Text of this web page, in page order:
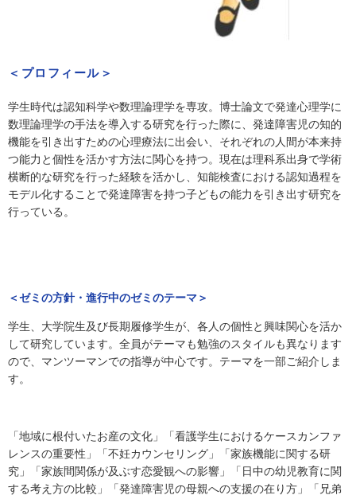
＜プロフィール＞
学生時代は認知科学や数理論理学を専攻。博士論文で発達心理学に
数理論理学の手法を導入する研究を行った際に、発達障害児の知的
機能を引き出すための心理療法に出会い、それぞれの人間が本来持
つ能力と個性を活かす方法に関心を持つ。現在は理科系出身で学術
横断的な研究を行った経験を活かし、知能検査における認知過程を
モデル化することで発達障害を持つ子どもの能力を引き出す研究を
行っている。
＜ゼミの方針・進行中のゼミのテーマ＞
学生、大学院生及び長期履修学生が、各人の個性と興味関心を活か
して研究しています。全員がテーマも勉強のスタイルも異なります
ので、マンツーマンでの指導が中心です。テーマを一部ご紹介しま
す。
「地域に根付いたお産の文化」「看護学生におけるケースカンファ
レンスの重要性」「不妊カウンセリング」「家族機能に関する研
究」「家族間関係が及ぶす恋愛観への影響」「日中の幼児教育に関
する考え方の比較」「発達障害児の母親への支援の在り方」「兄弟